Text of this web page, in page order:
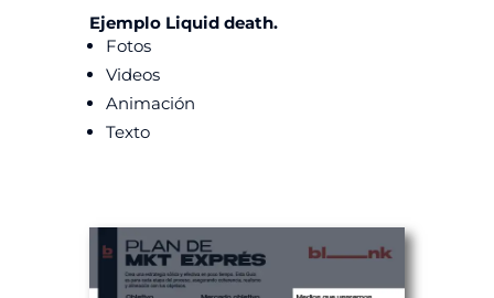
Ejemplo Liquid death.
Fotos
Videos
Animación
Texto